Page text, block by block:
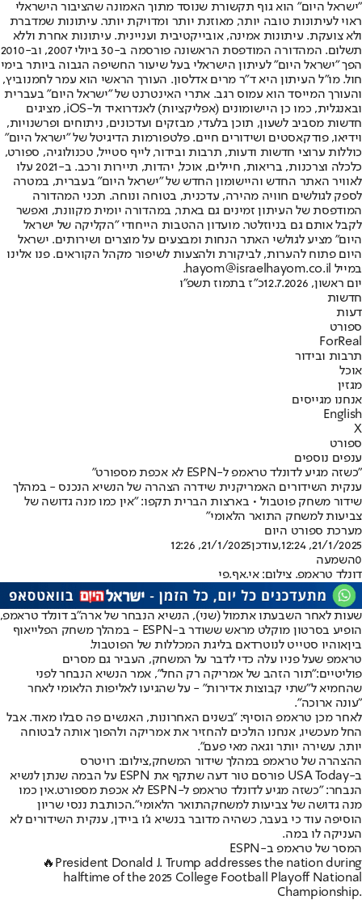
"ישראל היום" הוא גוף תקשורת שנוסד מתוך האמונה שהציבור הישראלי
ראוי לעיתונות טובה יותר, מאוזנת יותר ומדויקת יותר. עיתונות שמדברת
ולא צועקת. עיתונות אמינה, אובייקטיבית ועניינית. עיתונות אחרת וללא
תשלום. המהדורה המודפסת הראשונה פורסמה ב-30 ביולי 2007, וב-2010
הפך "ישראל היום" לעיתון הישראלי בעל שיעור החשיפה הגבוה ביותר בימי
חול. מו"ל העיתון היא ד"ר מרים אדלסון. העורך הראשי הוא עמר לחמנוביץ,
והעורך המייסד הוא עמוס רגב. אתרי האינטרנט של "ישראל היום" בעברית
ובאנגלית, כמו כן היישומונים (אפליקציות) לאנדרואיד ול-iOS, מציגים
חדשות מסביב לשעון, תוכן בלעדי, מבזקים ועדכונים, ניתוחים ופרשנויות,
וידיאו, פודקאסטים ושידורים חיים. פלטפורמות הדיגיטל של "ישראל היום"
כוללות ערוצי חדשות ודעות, תרבות ובידור, לייף סטייל, טכנולוגיה, ספורט,
כלכלה וצרכנות, בריאות, חיילים, אוכל, יהדות, תיירות ורכב. ב-2021 עלו
לאוויר האתר החדש והיישומון החדש של "ישראל היום" בעברית, במטרה
לספק לגולשים חוויה מהירה, עדכנית, בטוחה ונוחה. תכני המהדורה
המודפסת של העיתון זמינים גם באתר, במהדורה יומית מקוונת, ואפשר
לקבל אותם גם בניוזלטר. מועדון ההטבות הייחודי "הקליקה של ישראל
היום" מציע לגולשי האתר הנחות ומבצעים על מוצרים ושירותים. ישראל
היום פתוח להערות, לביקורת ולהצעות לשיפור מקהל הקוראים. פנו אלינו
במייל hayom@israelhayom.co.il.
יום ראשון, 12.7.2026
כ"ז בתמוז תשפ"ו
חדשות
דעות
ספורט
ForReal
תרבות ובידור
אוכל
מגזין
אנחנו מגייסים
English
X
ספורט
ענפים נוספים
"כשזה מגיע לדונלד טראמפ ל-ESPN לא אכפת מספורט"
ענקית השידורים האמריקנית שידרה הצהרה של הנשיא הנכנס - במהלך
שידור משחק פוטבול • בארצות הברית תקפו: "אין כמו מנה גדושה של
צביעות למשחק התואר הלאומי"
מערכת ספורט היום
21/1/2025, 12:24
,עודכן21/1/2025, 12:26
0השמעה
דונלד טראמפ. צילום: אי.אף.פי
שעות לאחר השבעתו אתמול (שני), הנשיא הנבחר של ארה"ב דונלד טראמפ,
הופיע בסרטון מוקלט מראש ששודר ב-ESPN - במהלך משחק הפלייאוף
ביןאוהיו סטייט לנוטרדאם בליגת המכללות של הפוטבול.
טראמפ שעל פניו עלה כדי לדבר על המשחק, העביר גם מסרים
פוליטיים:"תור הזהב של אמריקה רק החל", אמר הנשיא הנבחר לפני
שהחמיא ל"שתי קבוצות אדירות" - על שהגיעו לאליפות הלאומי לאחר
"עונה ארוכה".
לאחר מכן טראמפ הוסיף: "בשנים האחרונות, האנשים פה סבלו מאוד. אבל
החל מעכשיו, אנחנו הולכים להחזיר את אמריקה ולהפוך אותה לבטוחה
יותר, עשירה יותר וגאה מאי פעם".
ההצהרה של טראמפ במהלך שידור המשחק,צילום: רויטרס
ב-USA Today פורסם טור דעה שתקף את ESPN על הבמה שנתן לנשיא
הנבחר: "כשזה מגיע לדונלד טראמפ ל-ESPN לא אכפת מספורט.
אין כמו
מנה גדושה של צביעות למשחקהתואר הלאומי".הכותבת ננסי שריון
הוסיפה עוד כי בעבר, כשהיה מדובר בנשיא ג'ו ביידן, ענקית השידורים לא
העניקה לו במה.
המסר של טראמפ ב-ESPN
🔥President Donald J. Trump addresses the nation during
halftime of the 2025 College Football Playoff National
Championship.